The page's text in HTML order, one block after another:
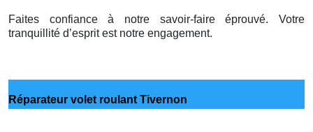
Faites confiance à notre savoir-faire éprouvé. Votre
tranquillité d’esprit est notre engagement.
Réparateur volet roulant Tivernon